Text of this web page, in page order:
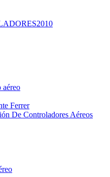
aéreo
Ferrer
De Controladores Aéreos